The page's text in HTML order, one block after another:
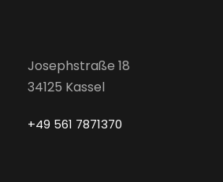
Josephstraße 18
34125 Kassel
+49 561 7871370